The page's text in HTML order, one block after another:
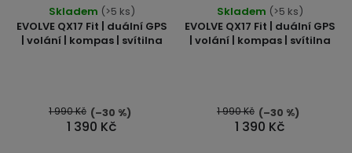
EVOLVE QX17 Fit | duální GPS
| volání | kompas | svítilna
Skladem (>5 ks)
1 390 Kč
1 990 Kč (–30 %)
EVOLVE QX17 Fit | duální GPS
| volání | kompas | svítilna
Skladem (>5 ks)
1 390 Kč
1 990 Kč (–30 %)